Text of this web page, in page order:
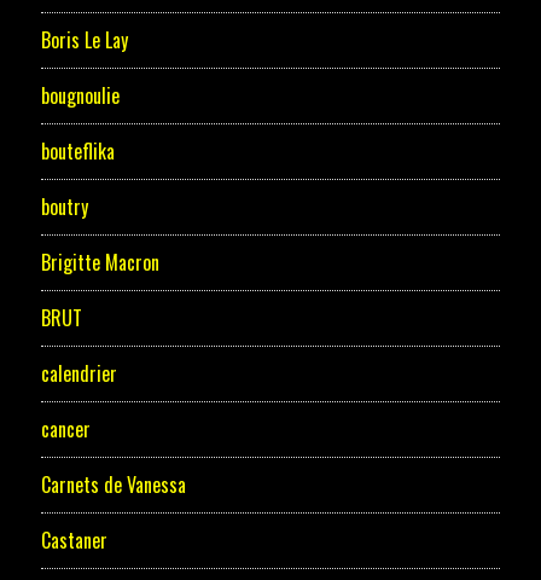
Boris Le Lay
bougnoulie
bouteflika
boutry
Brigitte Macron
BRUT
calendrier
cancer
Carnets de Vanessa
Castaner